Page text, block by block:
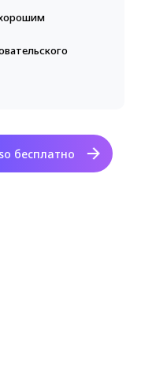
бесплатно